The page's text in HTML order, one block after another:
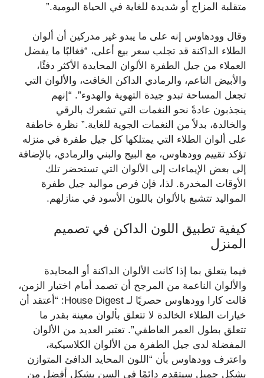
متقلبة المزاج أو شديدة للغاية في الحياة اليومية.”
وقال وودهاوس إنه على ما يبدو غير مدركين أن ألوان
الطلاء الداكنة قد تجلب سعر بيع أعلى، “فغالبًا ما يفضل
العملاء من جيل الطفرة الألوان المحايدة الأكثر دفئًا،
والأبيض الناعم، والرمادي الداكن الخافت، والألوان التي
تجعل المساحة تبدو جيدة التهوية والهدوء”. “إنهم
ينجذبون عادةً نحو النغمات التي تشعرك بالرقي
والخالدة، بدلاً من النغمات الجوية للغاية.” نظرة خاطفة
على ألوان الطلاء التي يمتلكها كل جيل طفرة في منزله
تؤكد تقييم وودهاوس، مع البيج والبني والرمادي، بالإضافة
إلى بعض الإيماءات إلى الألوان التي تستحضر تلك
الأوقات المخدرة. لذا، فإن فرص مواليد جيل طفرة
المواليد تتشبع بالألوان باللون الأسود في منازلهم.
كيفية تطبيق اللون الداكن في تصميم
المنزل
فيما يتعلق بما إذا كانت الألوان الداكنة أو المحايدة
والألوان الناعمة من المرجح أن تصمد أمام اختبار الزمن،
قالت كارا وودهاوس حصريًا لـ House Digest: “أعتقد أن
خيارات الطلاء الخالدة لا تتعلق بألوان معينة بقدر ما
تتعلق بطول العمر العاطفي”. تعتبر العديد من الألوان
المفضلة لدى جيل الطفرة من الألوان الكلاسيكية،
واعترف وودهاوس بأن “اللون المحايد الدافئ المتوازن
بشكل جميل سيتقدم دائمًا في السن بشكل أفضل من